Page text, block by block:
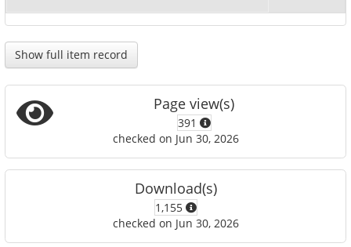
Show full item record
Page view(s)
391
checked on Jun 30, 2026
Download(s)
1,155
checked on Jun 30, 2026